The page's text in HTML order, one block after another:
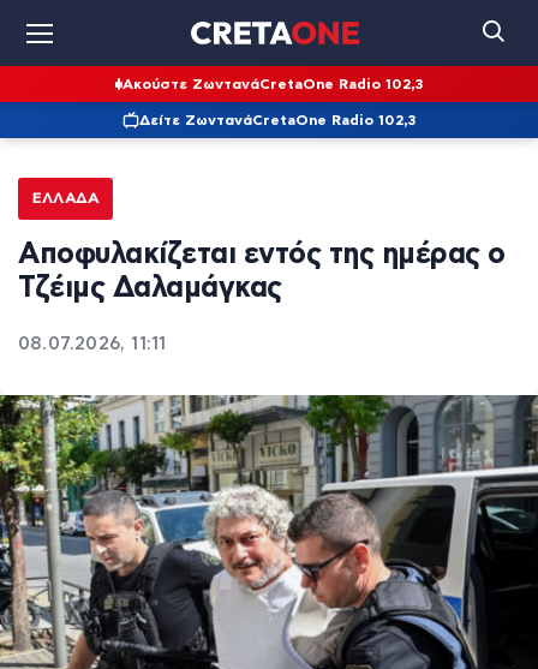
Ακούστε ΖωντανάCretaOne Radio 102,3
Δείτε ΖωντανάCretaOne Radio 102,3
ΕΛΛΆΔΑ
Αποφυλακίζεται εντός της ημέρας ο
Τζέιμς Δαλαμάγκας
08.07.2026, 11:11